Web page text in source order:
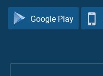
Google Play